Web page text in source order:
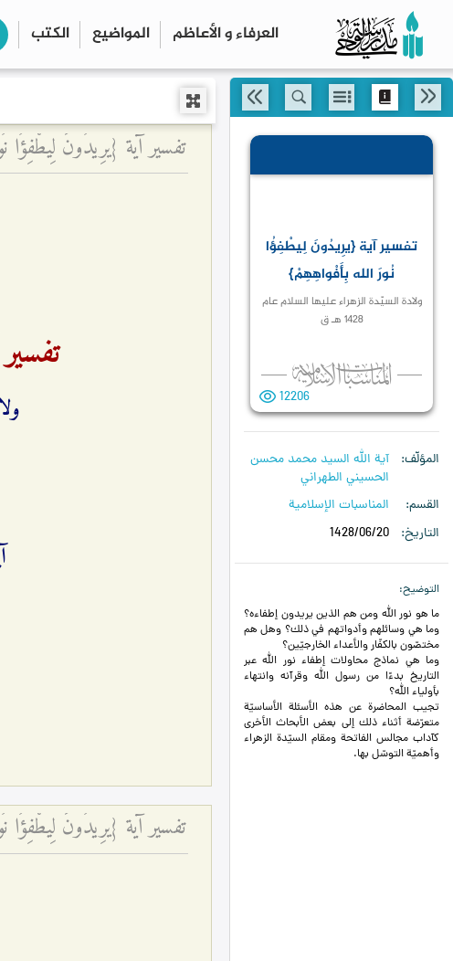
العرفاء و الأعاظم المواضیع الكتب
تفسير آية {یرِیدُونَ لِیطْفِؤُا
نُورَ الله بِأَفْواهِهِمْ}
ولادة السيّدة الزهراء عليها السلام عام
1428 هـ ق
12206
المؤلّف
آية الله السيد محمد محسن
الحسيني الطهراني
القسم
المناسبات الإسلامية
التاريخ
1428/06/20
التوضيح
ما هو نور الله ومن هم الذين يريدون إطفاءه؟
وما هي وسائلهم وأدواتهم في ذلك؟ وهل هم
مختصّون بالكفّار والأعداء الخارجيّين؟
وما هي نماذج محاولات إطفاء نور الله عبر
التاريخ بدءًا من رسول الله وقرآنه وانتهاء
بأولياء الله؟
تجيب المحاضرة عن هذه الأسئلة الأساسيّة
متعرّضة أثناء ذلك إلى بعض الأبحاث الأخرى
كآداب مجالس الفاتحة ومقام السيّدة الزهراء
وأهميّة التوسّل بها.